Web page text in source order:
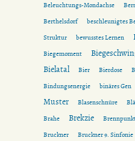
Beleuchtungs-Mondachse
Berthelsdorf
beschleunigtes
Struktur
bewusstes Lernen
Biegemoment
Bielatal
Bier Bierdose
Bindungsenergie
binäres Gen
Muster
Blasenschnüre
Brahe
Brekzie
Bruckner
Bruckner 9. Sinfonie